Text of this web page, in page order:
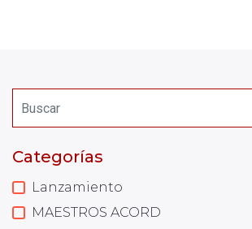
Categorías
Lanzamiento
MAESTROS ACORD